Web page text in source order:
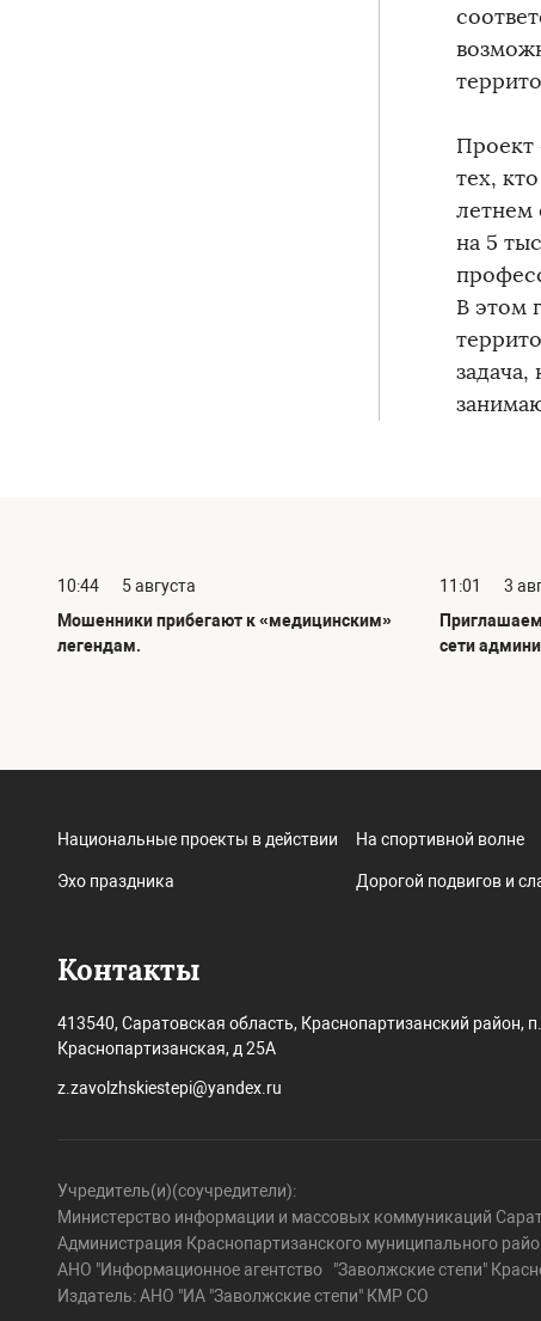
Проект
тех,
летнем
на 5
В этом
10:44
5 августа
Мошенники прибегают к «медицинским»
легендам.
11:01
3
сети
Национальные проекты в действии
Эхо праздника
На спортивной волне
Дорогой подвигов и
Контакты
413540, Саратовская область, Краснопартизанский район,
Краснопартизанская, д 25А
z.zavolzhskiestepi@yandex.ru
Учредитель(и)(соучредители):
Министерство информации и массовых коммуникаций
Администрация Краснопартизанского муниципального
АНО "Информационное агентство "Заволжские степи"
Издатель: АНО "ИА "Заволжские степи" КМР СО